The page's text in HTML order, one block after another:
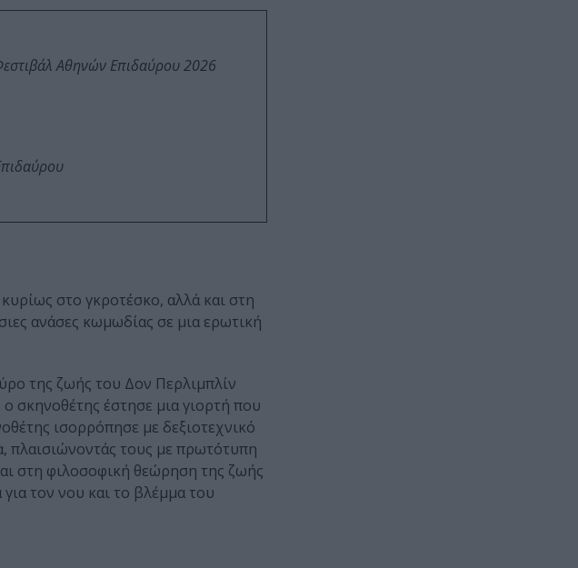
Αθηνών Επιδαύρου 2026
στο γκροτέσκο, αλλά και στη
ανάσες κωμωδίας σε μια ερωτική
της ζωής του Δον Περλιμπλίν
σκηνοθέτης έστησε μια γιορτή που
ισορρόπησε με δεξιοτεχνικό
πλαισιώνοντάς τους με πρωτότυπη
στη φιλοσοφική θεώρηση της ζωής
τον νου και το βλέμμα του